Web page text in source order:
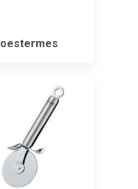
oestermes